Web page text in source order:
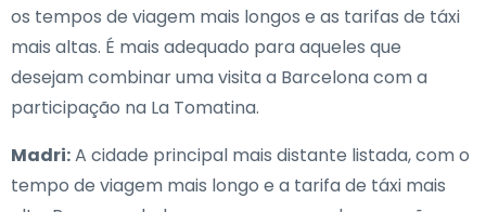
os tempos de viagem mais longos e as tarifas de táxi
mais altas. É mais adequado para aqueles que
desejam combinar uma visita a Barcelona com a
participação na La Tomatina.
Madri:A cidade principal mais distante listada, com o
tempo de viagem mais longo e a tarifa de táxi mais